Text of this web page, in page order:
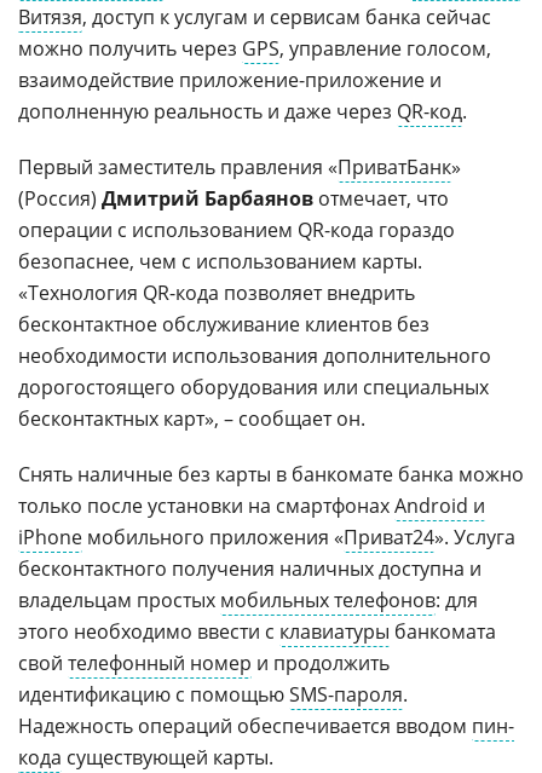
Витязя, доступ к услугам и сервисам банка сейчас
можно получить через GPS, управление голосом,
взаимодействие приложение-приложение и
дополненную реальность и даже через QR-код.
Первый заместитель правления «ПриватБанк»
(Россия) Дмитрий Барбаянов отмечает, что
операции с использованием QR-кода гораздо
безопаснее, чем с использованием карты.
«Технология QR-кода позволяет внедрить
бесконтактное обслуживание клиентов без
необходимости использования дополнительного
дорогостоящего оборудования или специальных
бесконтактных карт», – сообщает он.
Снять наличные без карты в банкомате банка можно
только после установки на смартфонахAndroid и
iPhone мобильного приложения «Приват24». Услуга
бесконтактного получения наличных доступна и
владельцам простых мобильных телефонов: для
этого необходимо ввести с клавиатуры банкомата
свой телефонный номер и продолжить
идентификацию с помощьюSMS-пароля.
Надежность операций обеспечивается вводом пин-
кода существующей карты.